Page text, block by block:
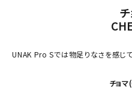
UNAK Pro Sでは物足りなさを感じ
チョ